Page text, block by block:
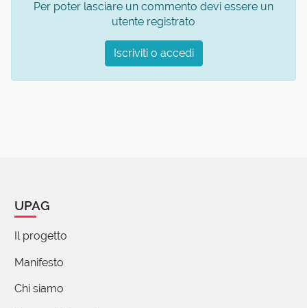
Per poter lasciare un commento devi essere un
utente registrato
Iscriviti o accedi
UPAG
Il progetto
Manifesto
Chi siamo